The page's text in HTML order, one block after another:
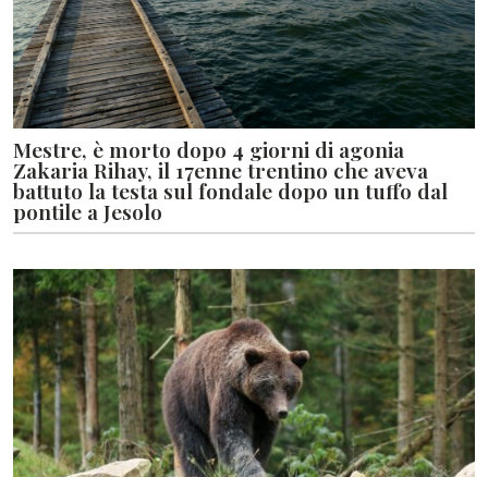
Mestre, è morto dopo 4 giorni di agonia
Zakaria Rihay, il 17enne trentino che aveva
battuto la testa sul fondale dopo un tuffo dal
pontile a Jesolo